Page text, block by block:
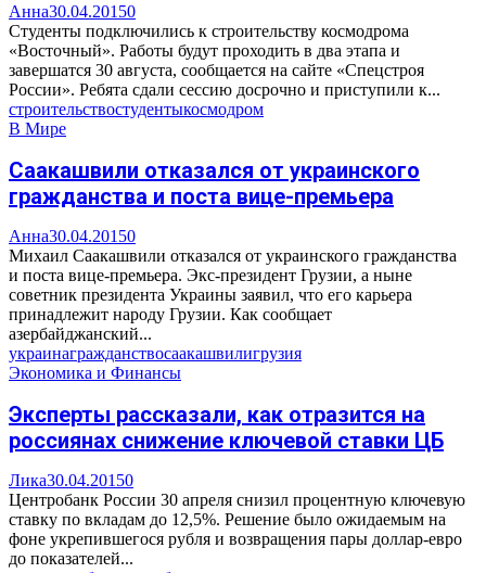
Анна30.04.20150
Студенты подключились к строительству космодрома
«Восточный». Работы будут проходить в два этапа и
завершатся 30 августа, сообщается на сайте «Спецстроя
России». Ребята сдали сессию досрочно и приступили к...
строительствостудентыкосмодром
В Мире
Саакашвили отказался от украинского
гражданства и поста вице-премьера
Анна30.04.20150
Михаил Саакашвили отказался от украинского гражданства
и поста вице-премьера. Экс-президент Грузии, а ныне
советник президента Украины заявил, что его карьера
принадлежит народу Грузии. Как сообщает
азербайджанский...
украинагражданствосаакашвилигрузия
Экономика и Финансы
Эксперты рассказали, как отразится на
россиянах снижение ключевой ставки ЦБ
Лика30.04.20150
Центробанк России 30 апреля снизил процентную ключевую
ставку по вкладам до 12,5%. Решение было ожидаемым на
фоне укрепившегося рубля и возвращения пары доллар-евро
до показателей...